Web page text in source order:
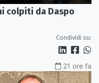
colpiti da Daspo
Condividi su:
21 ore fa